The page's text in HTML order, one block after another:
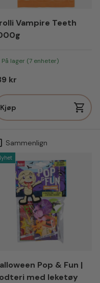
Vampire Teeth
På lager (7 enheter)
pris
kr
Kjøp
Sammenlign
Pop & Fun |
med leketøy